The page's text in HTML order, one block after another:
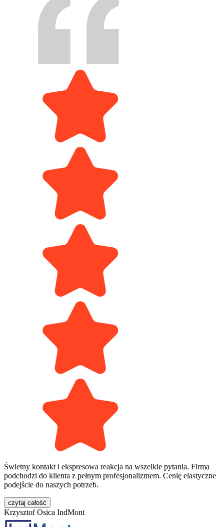
Świetny kontakt i ekspresowa reakcja na wszelkie pytania. Firma
podchodzi do klienta z pełnym profesjonalizmem. Cenię elastyczne
podejście do naszych potrzeb.
czytaj całość
Krzysztof Osica IndMont